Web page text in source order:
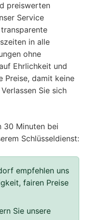
preiswerten
Service
in alle
ohne
Ehrlichkeit und
Preise, damit keine
Sie sich
30 Minuten bei
Schlüsseldienst:
empfehlen uns
fairen Preise
Sie unsere